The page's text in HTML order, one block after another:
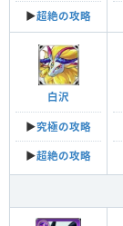
▶︎超絶の攻略
白沢
▶︎究極の攻略
▶︎超絶の攻略